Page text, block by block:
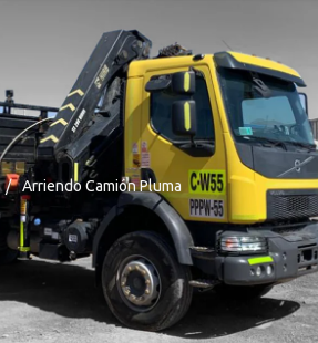
/ Arriendo Camión Pluma